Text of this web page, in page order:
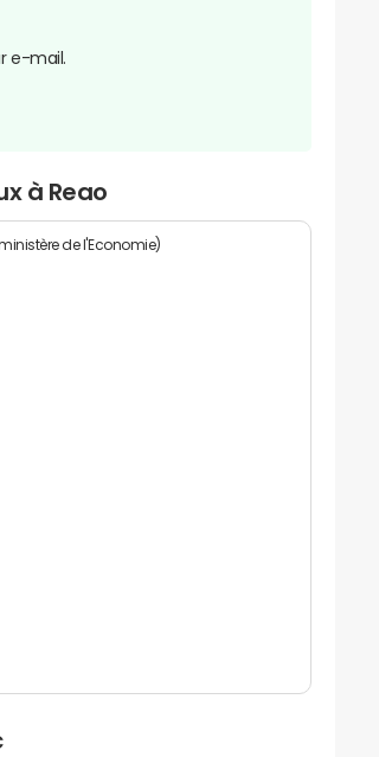
e-mail.
à Reao
de l'Economie)